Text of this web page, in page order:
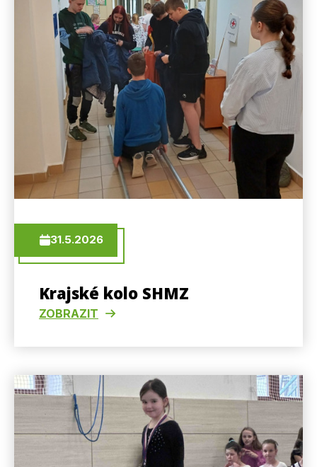
31.5.2026
Krajské kolo SHMZ
ZOBRAZIT